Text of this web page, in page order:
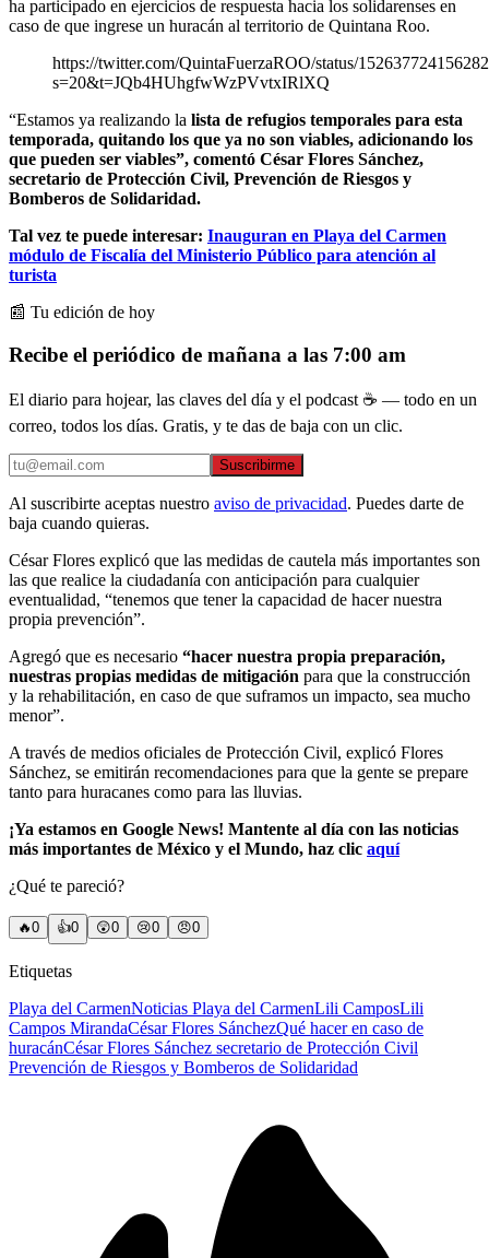
ha participado en ejercicios de respuesta hacia los solidarenses en
caso de que ingrese un huracán al territorio de Quintana Roo.
https://twitter.com/QuintaFuerzaROO/status/
s=20&t=JQb4HUhgfwWzPVvtxIRlXQ
“Estamos ya realizando la lista de refugios temporales para esta
temporada, quitando los que ya no son viables, adicionando los
que pueden ser viables”, comentó César Flores Sánchez,
secretario de Protección Civil, Prevención de Riesgos y
Bomberos de Solidaridad.
Tal vez te puede interesar: Inauguran en Playa del Carmen
módulo de Fiscalía del Ministerio Público para atención al
turista
📰 Tu edición de hoy
Recibe el periódico de mañana a las 7:00 am
El diario para hojear, las claves del día y el podcast ☕ — todo en un
correo, todos los días. Gratis, y te das de baja con un clic.
Suscribirme
Al suscribirte aceptas nuestro aviso de privacidad. Puedes darte de
baja cuando quieras.
César Flores explicó que las medidas de cautela más importantes son
las que realice la ciudadanía con anticipación para cualquier
eventualidad, “tenemos que tener la capacidad de hacer nuestra
propia prevención”.
Agregó que es necesario “hacer nuestra propia preparación,
nuestras propias medidas de mitigación para que la construcción
y la rehabilitación, en caso de que suframos un impacto, sea mucho
menor”.
A través de medios oficiales de Protección Civil, explicó Flores
Sánchez, se emitirán recomendaciones para que la gente se prepare
tanto para huracanes como para las lluvias.
¡Ya estamos en Google News! Mantente al día con las noticias
más importantes de México y el Mundo, haz clic aquí
¿Qué te pareció?
🔥0 👍0 😲0 😢0 😠0
Etiquetas
Playa del CarmenNoticias Playa del CarmenLili CamposLili
Campos MirandaCésar Flores SánchezQué hacer en caso de
huracánCésar Flores Sánchez secretario de Protección Civil
Prevención de Riesgos y Bomberos de Solidaridad